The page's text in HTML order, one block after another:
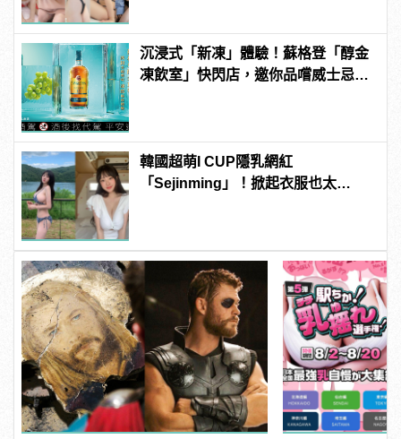
沉浸式「新凍」體驗！蘇格登「醇金
凍飲室」快閃店，邀你品嚐威士忌凍
韓國超萌I CUP隱乳網紅
「Sejinming」！掀起衣服也太